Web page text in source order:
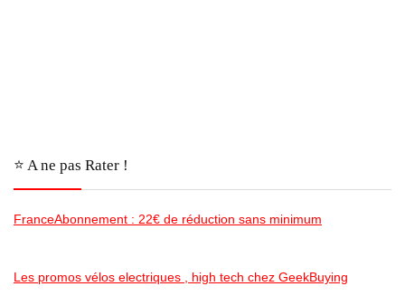
⭐️ A ne pas Rater !
FranceAbonnement : 22€ de réduction sans minimum
Les promos vélos electriques , high tech chez GeekBuying